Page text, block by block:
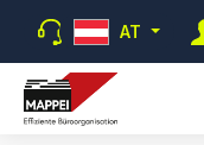
Zum Hauptinhalt
AT